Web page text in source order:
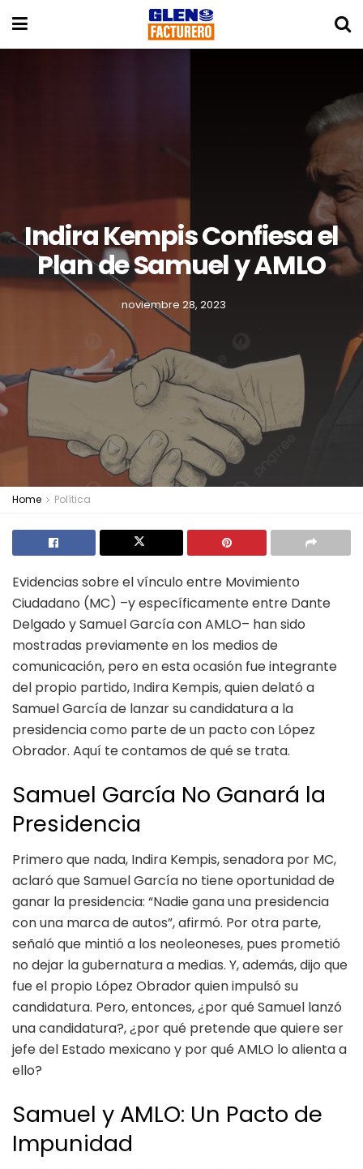
Indira Kempis Confiesa el
Plan de Samuel y AMLO
noviembre 28, 2023
Home Política
Evidencias sobre el vínculo entre Movimiento
Ciudadano (MC) –y específicamente entre Dante
Delgado y Samuel García con AMLO– han sido
mostradas previamente en los medios de
comunicación, pero en esta ocasión fue integrante
del propio partido, Indira Kempis, quien delató a
Samuel García de lanzar su candidatura a la
presidencia como parte de un pacto con López
Obrador. Aquí te contamos de qué se trata.
Samuel García No Ganará la
Presidencia
Primero que nada, Indira Kempis, senadora por MC,
aclaró que Samuel García no tiene oportunidad de
ganar la presidencia: “Nadie gana una presidencia
con una marca de autos”, afirmó. Por otra parte,
señaló que mintió a los neoleoneses, pues prometió
no dejar la gubernatura a medias. Y, además, dijo que
fue el propio López Obrador quien impulsó su
candidatura. Pero, entonces, ¿por qué Samuel lanzó
una candidatura?, ¿por qué pretende que quiere ser
jefe del Estado mexicano y por qué AMLO lo alienta a
ello?
Samuel y AMLO: Un Pacto de
Impunidad